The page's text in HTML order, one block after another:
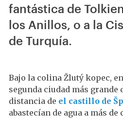
fantástica de
los Anillos, o a la
de Turquía.
Bajo la colina Žlutý kopec,
segunda ciudad más grande
distancia de el castillo de
abastecían de agua a más